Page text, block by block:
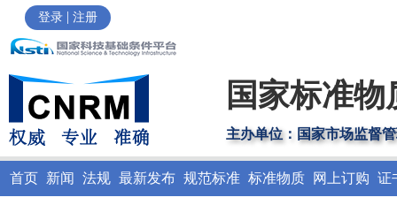
登录 | 注册
国家标准
主办单位：国家市场监督
首页 新闻 法规 最新发布 规范标准 标准物质 网上订购 证